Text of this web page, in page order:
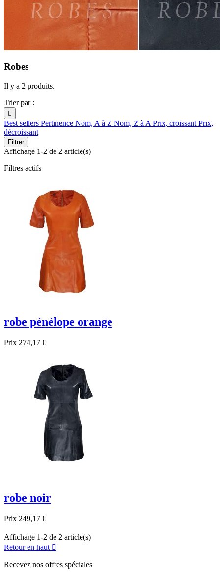
Robes
Il y a 2 produits.
Trier par :

Best sellers Pertinence Nom, A à Z Nom, Z à A Prix, croissant Prix,
décroissant
Filtrer
Affichage 1-2 de 2 article(s)
Filtres actifs
robe pénélope orange
Prix 274,17 €
robe noir
Prix 249,17 €
Affichage 1-2 de 2 article(s)
Retour en haut 
Recevez nos offres spéciales